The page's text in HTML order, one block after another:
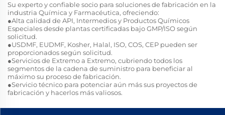
Su experto y confiable socio para soluciones de fabricación en la
industria Química y Farmacéutica, ofreciendo:
●Alta calidad de API, Intermedios y Productos Químicos
Especiales desde plantas certificadas bajo GMP/ISO según
solicitud.
●USDMF, EUDMF, Kosher, Halal, ISO, COS, CEP pueden ser
proporcionados según solicitud.
●Servicios de Extremo a Extremo, cubriendo todos los
segmentos de la cadena de suministro para beneficiar al
máximo su proceso de fabricación.
●Servicio técnico para potenciar aún más sus proyectos de
fabricación y hacerlos más valiosos.